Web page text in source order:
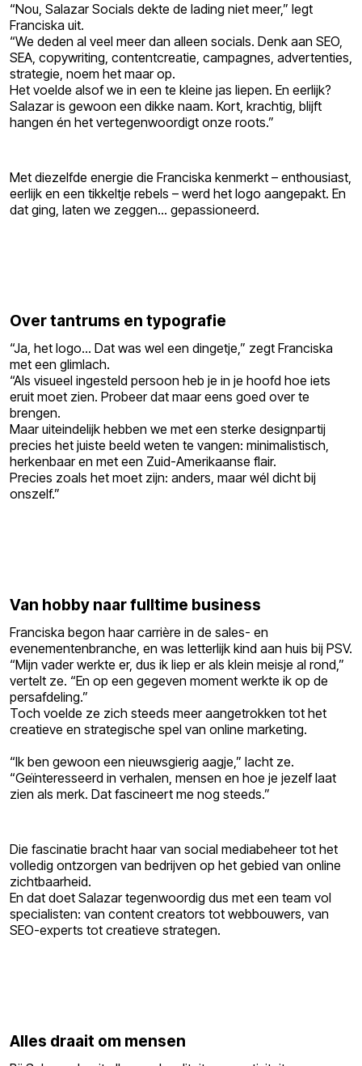
“Nou, Salazar Socials dekte de lading niet meer,” legt
Franciska uit.
“We deden al veel meer dan alleen socials. Denk aan SEO,
SEA, copywriting, contentcreatie, campagnes, advertenties,
strategie, noem het maar op.
Het voelde alsof we in een te kleine jas liepen. En eerlijk?
Salazar is gewoon een dikke naam. Kort, krachtig, blijft
hangen én het vertegenwoordigt onze roots.”
Met diezelfde energie die Franciska kenmerkt – enthousiast,
eerlijk en een tikkeltje rebels – werd het logo aangepakt. En
dat ging, laten we zeggen… gepassioneerd.
Over tantrums en typografie
“Ja, het logo… Dat was wel een dingetje,” zegt Franciska
met een glimlach.
“Als visueel ingesteld persoon heb je in je hoofd hoe iets
eruit moet zien. Probeer dat maar eens goed over te
brengen.
Maar uiteindelijk hebben we met een sterke designpartij
precies het juiste beeld weten te vangen: minimalistisch,
herkenbaar en met een Zuid-Amerikaanse flair.
Precies zoals het moet zijn: anders, maar wél dicht bij
onszelf.”
Van hobby naar fulltime business
Franciska begon haar carrière in de sales- en
evenementenbranche, en was letterlijk kind aan huis bij PSV.
“Mijn vader werkte er, dus ik liep er als klein meisje al rond,”
vertelt ze. “En op een gegeven moment werkte ik op de
persafdeling.”
Toch voelde ze zich steeds meer aangetrokken tot het
creatieve en strategische spel van online marketing.
“Ik ben gewoon een nieuwsgierig aagje,” lacht ze.
“Geïnteresseerd in verhalen, mensen en hoe je jezelf laat
zien als merk. Dat fascineert me nog steeds.”
Die fascinatie bracht haar van social mediabeheer tot het
volledig ontzorgen van bedrijven op het gebied van online
zichtbaarheid.
En dat doet Salazar tegenwoordig dus met een team vol
specialisten: van content creators tot webbouwers, van
SEO-experts tot creatieve strategen.
Alles draait om mensen